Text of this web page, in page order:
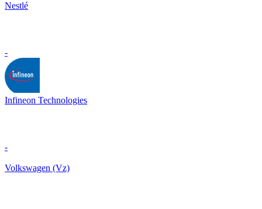
Nestlé
-
Infineon Technologies
-
Volkswagen (Vz)